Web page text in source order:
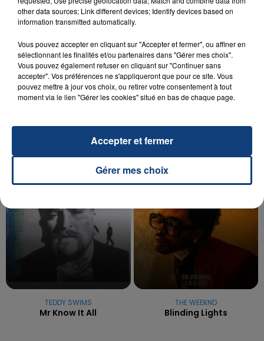
20 juillet 2026
UNE ADOLESCENTE DEVANT SE FAIRE
OPÉRER DE LA CHEVILLE RESSORT DE LA...
TITRES DIFFUSÉS
6h34
6h34
TEDDY SWIMS
Mr Know It All
6h28
6h28
THE WEEKND
Blinding Lights
other data sources; Link different devices; Identify devices based on
information transmitted automatically.
Vous pouvez accepter en cliquant sur "Accepter et fermer", ou affiner en
sélectionnant les finalités et/ou partenaires dans "Gérer mes choix".
Vous pouvez également refuser en cliquant sur "Continuer sans
accepter". Vos préférences ne s'appliqueront que pour ce site. Vous
pouvez mettre à jour vos choix, ou retirer votre consentement à tout
moment via le lien "Gérer les cookies" situé en bas de chaque page.
Gérer mes choix
Accepter et fermer